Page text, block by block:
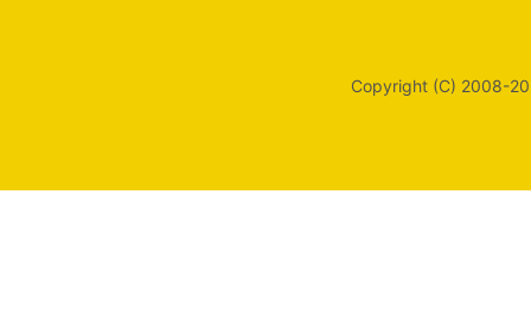
Copyright (C) 2008-